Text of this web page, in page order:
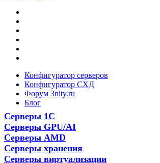
Конфигуратор серверов
Конфигуратор СХД
Форум 3nity.ru
Блог
Серверы 1С
Серверы GPU/AI
Серверы AMD
Серверы хранения
Серверы виртуализации